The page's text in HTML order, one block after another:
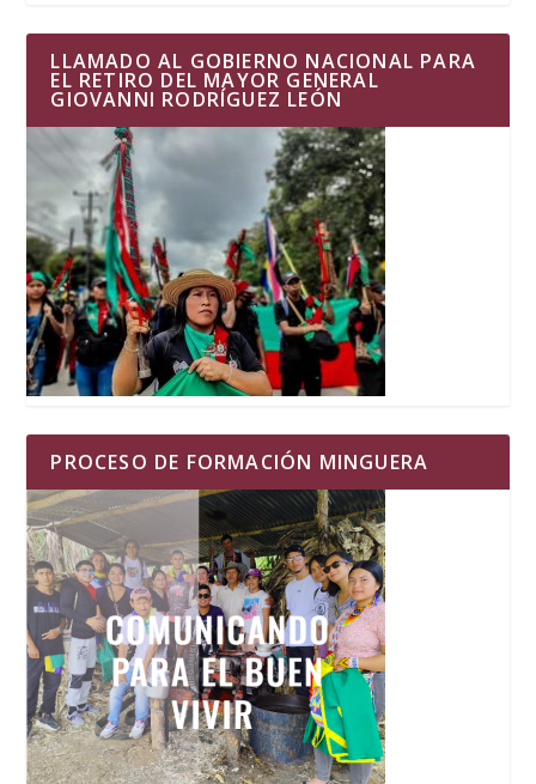
LLAMADO AL GOBIERNO NACIONAL PARA
EL RETIRO DEL MAYOR GENERAL
GIOVANNI RODRÍGUEZ LEÓN
PROCESO DE FORMACIÓN MINGUERA